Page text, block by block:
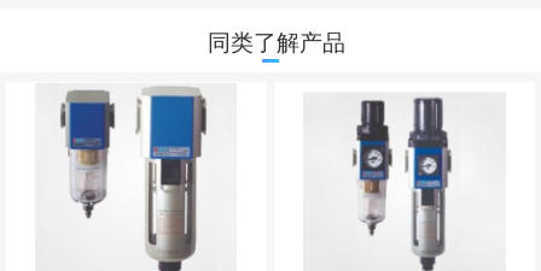
同类了解产品